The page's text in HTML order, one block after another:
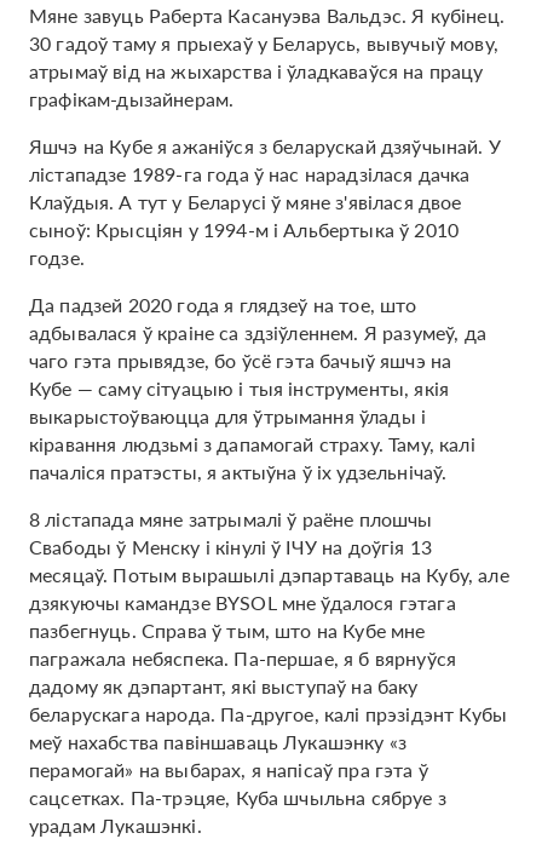
Мяне завуць Раберта Касануэва Вальдэс. Я кубінец.
30 гадоў таму я прыехаў у Беларусь, вывучыў мову,
атрымаў від на жыхарства і ўладкаваўся на працу
графікам-дызайнерам.
Яшчэ на Кубе я ажаніўся з беларускай дзяўчынай. У
лістападзе 1989-га года ў нас нарадзілася дачка
Клаўдыя. А тут у Беларусі ў мяне з'явілася двое
сыноў: Крысціян у 1994-м і Альбертыка ў 2010
годзе.
Да падзей 2020 года я глядзеў на тое, што
адбывалася ў краіне са здзіўленнем. Я разумеў, да
чаго гэта прывядзе, бо ўсё гэта бачыў яшчэ на
Кубе — саму сітуацыю і тыя інструменты, якія
выкарыстоўваюцца для ўтрымання ўлады і
кіравання людзьмі з дапамогай страху. Таму, калі
пачаліся пратэсты, я актыўна ў іх удзельнічаў.
8 лістапада мяне затрымалі ў раёне плошчы
Свабоды ў Менску і кінулі ў ІЧУ на доўгія 13
месяцаў. Потым вырашылі дэпартаваць на Кубу, але
дзякуючы камандзе BYSOL мне ўдалося гэтага
пазбегнуць. Справа ў тым, што на Кубе мне
пагражала небяспека. Па-першае, я б вярнуўся
дадому як дэпартант, які выступаў на баку
беларускага народа. Па-другое, калі прэзідэнт Кубы
меў нахабства павіншаваць Лукашэнку «з
перамогай» на выбарах, я напісаў пра гэта ў
сацсетках. Па-трэцяе, Куба шчыльна сябруе з
урадам Лукашэнкі.